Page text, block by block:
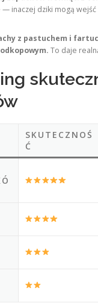
inaczej dziki mogą wejść
z pastuchem i
To daje
SKUTECZNOŚ
Ć